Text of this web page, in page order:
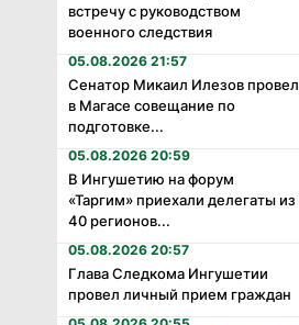
встречу с руководством
военного следствия
05.08.2026 21:57
Сенатор Микаил Илезов провел
в Магасе совещание по
подготовке...
05.08.2026 20:59
В Ингушетию на форум
«Таргим» приехали делегаты из
40 регионов...
05.08.2026 20:57
Глава Следкома Ингушетии
провел личный прием граждан